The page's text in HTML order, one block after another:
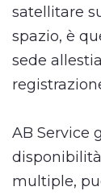
satellitare
spazio, è
sede
AB Service
multiple,